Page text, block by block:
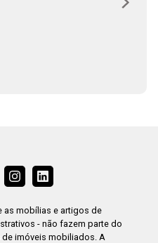
as mobílias e artigos de
- não fazem parte do
imóveis mobiliados. A